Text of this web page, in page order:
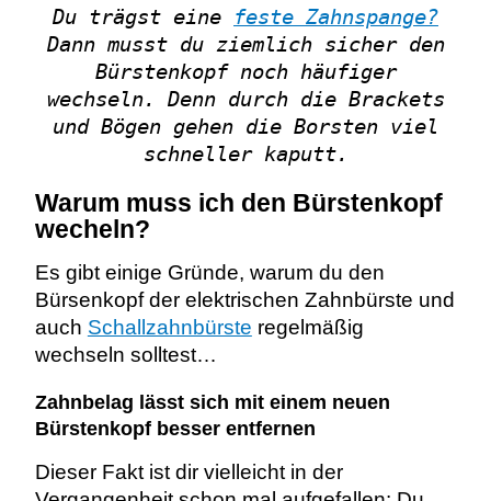
Du trägst eine feste Zahnspange?
Dann musst du ziemlich sicher den
Bürstenkopf noch häufiger
wechseln. Denn durch die Brackets
und Bögen gehen die Borsten viel
schneller kaputt.
Warum muss ich den Bürstenkopf
wecheln?
Es gibt einige Gründe, warum du den
Bürsenkopf der elektrischen Zahnbürste und
auch Schallzahnbürste regelmäßig
wechseln solltest…
Zahnbelag lässt sich mit einem neuen
Bürstenkopf besser entfernen
Dieser Fakt ist dir vielleicht in der